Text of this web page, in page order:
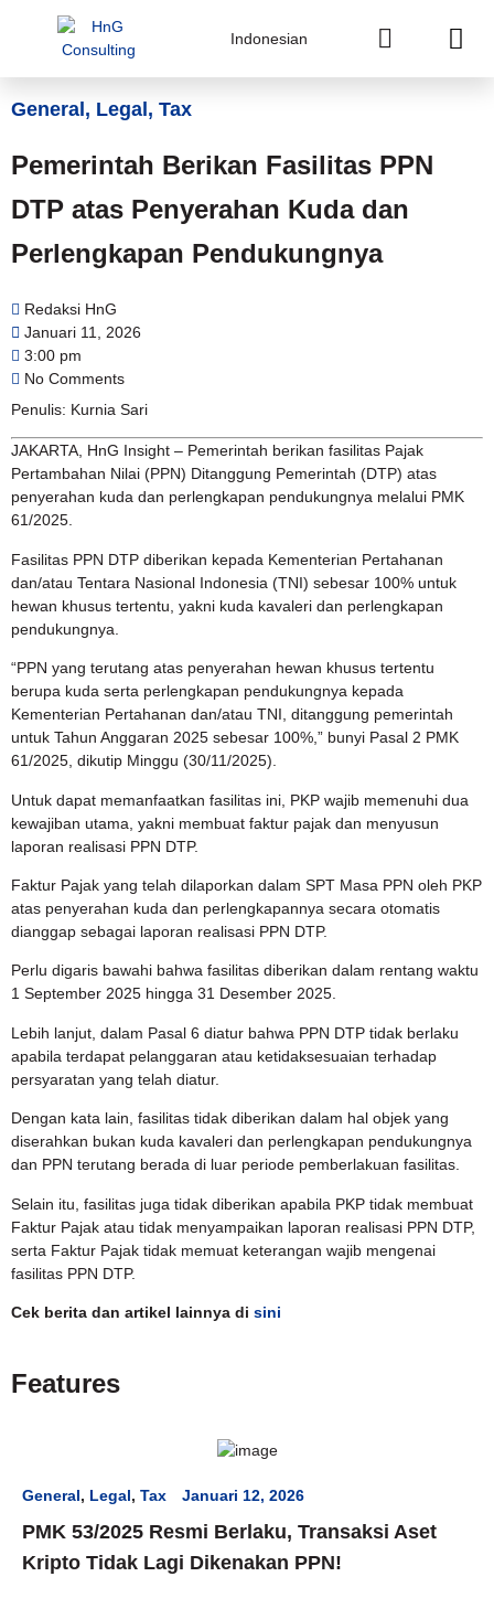
Indonesian
General, Legal, Tax
Pemerintah Berikan Fasilitas PPN
DTP atas Penyerahan Kuda dan
Perlengkapan Pendukungnya
Redaksi HnG
Januari 11, 2026
3:00 pm
No Comments
Penulis: Kurnia Sari
JAKARTA, HnG Insight – Pemerintah berikan fasilitas Pajak
Pertambahan Nilai (PPN) Ditanggung Pemerintah (DTP) atas
penyerahan kuda dan perlengkapan pendukungnya melalui PMK
61/2025.
Fasilitas PPN DTP diberikan kepada Kementerian Pertahanan
dan/atau Tentara Nasional Indonesia (TNI) sebesar 100% untuk
hewan khusus tertentu, yakni kuda kavaleri dan perlengkapan
pendukungnya.
“PPN yang terutang atas penyerahan hewan khusus tertentu
berupa kuda serta perlengkapan pendukungnya kepada
Kementerian Pertahanan dan/atau TNI, ditanggung pemerintah
untuk Tahun Anggaran 2025 sebesar 100%,” bunyi Pasal 2 PMK
61/2025, dikutip Minggu (30/11/2025).
Untuk dapat memanfaatkan fasilitas ini, PKP wajib memenuhi dua
kewajiban utama, yakni membuat faktur pajak dan menyusun
laporan realisasi PPN DTP.
Faktur Pajak yang telah dilaporkan dalam SPT Masa PPN oleh PKP
atas penyerahan kuda dan perlengkapannya secara otomatis
dianggap sebagai laporan realisasi PPN DTP.
Perlu digaris bawahi bahwa fasilitas diberikan dalam rentang waktu
1 September 2025 hingga 31 Desember 2025.
Lebih lanjut, dalam Pasal 6 diatur bahwa PPN DTP tidak berlaku
apabila terdapat pelanggaran atau ketidaksesuaian terhadap
persyaratan yang telah diatur.
Dengan kata lain, fasilitas tidak diberikan dalam hal objek yang
diserahkan bukan kuda kavaleri dan perlengkapan pendukungnya
dan PPN terutang berada di luar periode pemberlakuan fasilitas.
Selain itu, fasilitas juga tidak diberikan apabila PKP tidak membuat
Faktur Pajak atau tidak menyampaikan laporan realisasi PPN DTP,
serta Faktur Pajak tidak memuat keterangan wajib mengenai
fasilitas PPN DTP.
Cek berita dan artikel lainnya di sini
Features
General, Legal, Tax Januari 12, 2026
PMK 53/2025 Resmi Berlaku, Transaksi Aset
Kripto Tidak Lagi Dikenakan PPN!